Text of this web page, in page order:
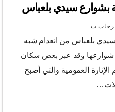
بشوارع سيدي بلعباس
بلعباس من انعدام شبه
شوارعها وقد عبر بعض سكان
العمومية والتي أصبح